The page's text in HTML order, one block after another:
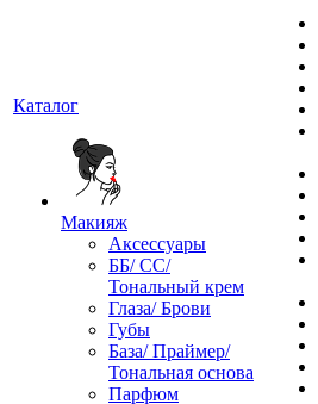
Каталог
Макияж
Аксессуары
ББ/ СС/
Тональный крем
Глаза/ Брови
Губы
База/ Праймер/
Тональная основа
Парфюм